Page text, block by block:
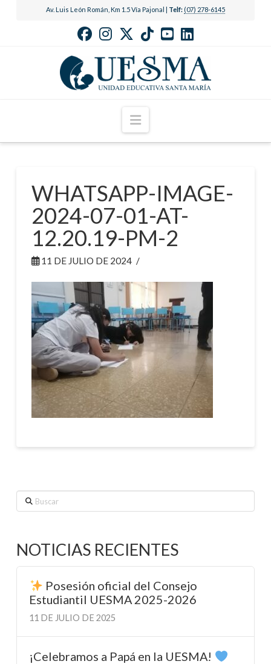
Av. Luis León Román, Km 1.5 Vía Pajonal | Telf: (07) 278-6145
Navigation
WHATSAPP-IMAGE-
2024-07-01-AT-
12.20.19-PM-2
11 DE JULIO DE 2024
Buscar
NOTICIAS RECIENTES
Posesión oficial del Consejo
Estudiantil UESMA 2025-2026
11 DE JULIO DE 2025
¡Celebramos a Papá en la UESMA!